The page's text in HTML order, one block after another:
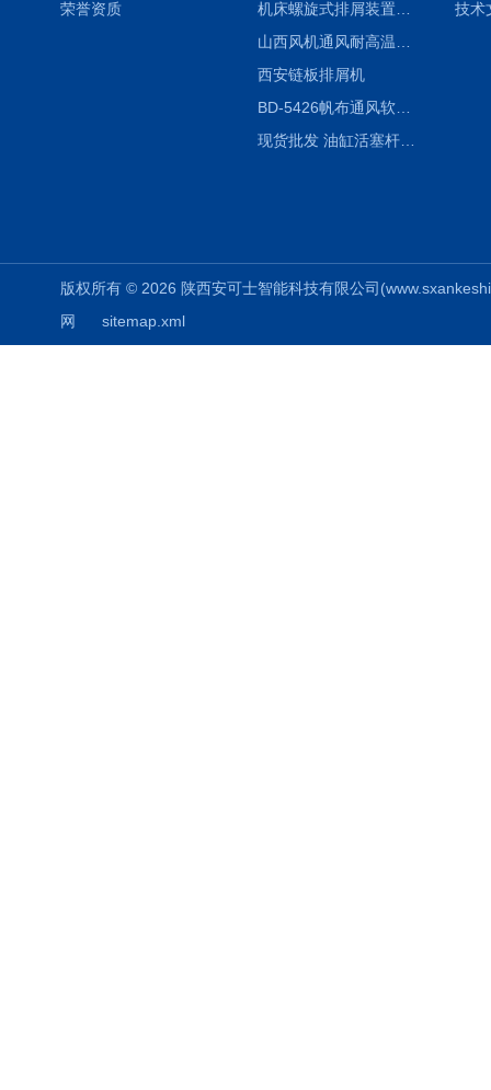
荣誉资质
西安链板排屑机
BD-5426帆布通风软连接水泥布袋陕西生产厂家
现货批发 油缸活塞杆圆形保护套
技术
版权所有 © 2026 陕西安可士智能科技有限公司
网
sitemap.xml